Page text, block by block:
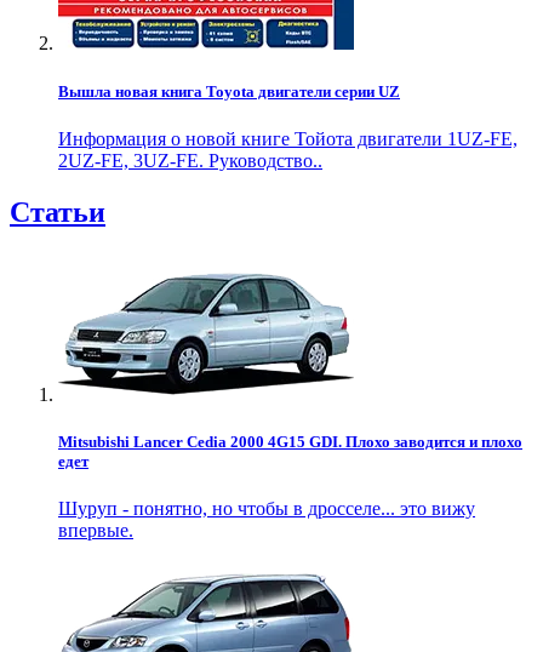
Вышла новая книга Toyota двигатели серии UZ
Информация о новой книге Тойота двигатели 1UZ-FE,
2UZ-FE, 3UZ-FE. Руководство..
Статьи
Mitsubishi Lancer Cedia 2000 4G15 GDI. Плохо заводится и плохо
едет
Шуруп - понятно, но чтобы в дросселе... это вижу
впервые.